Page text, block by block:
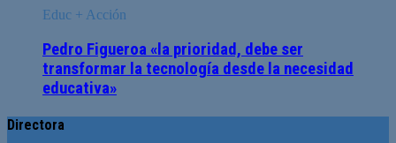
Educ + Acción
Pedro Figueroa «la prioridad, debe ser
transformar la tecnología desde la necesidad
educativa»
Directora